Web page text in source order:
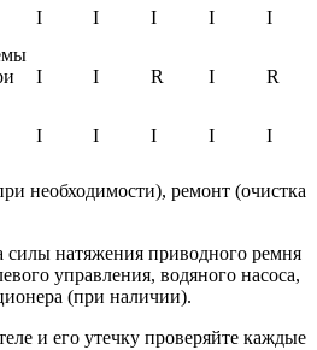
I I I I
I
I I R I R
I I I I I
необходимости), ремонт (очистка
силы натяжения приводного ремня
управления, водяного насоса,
(при наличии).
и его утечку проверяйте каждые